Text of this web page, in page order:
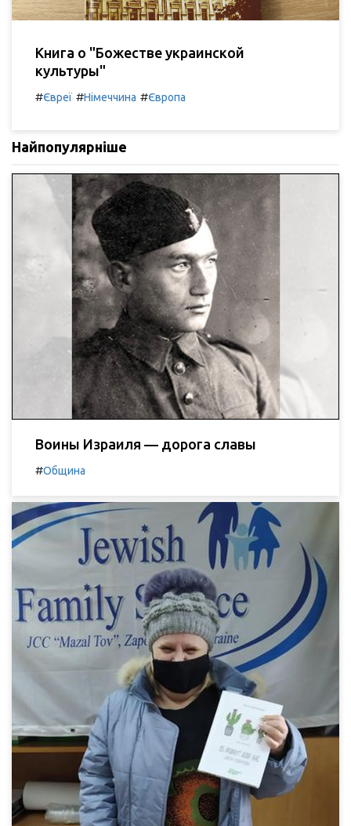
Книга о "Божестве украинской
культуры"
#Євреї #Німеччина #Європа
Найпопулярніше
Воины Израиля — дорога славы
#Община